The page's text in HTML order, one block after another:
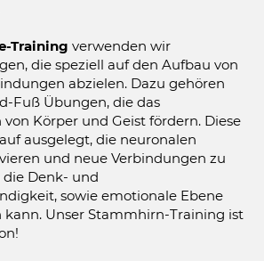
Training verwenden wir
die speziell auf den Aufbau von
abzielen. Dazu gehören
Fuß Übungen, die das
Körper und Geist fördern. Diese
ausgelegt, die neuronalen
und neue Verbindungen zu
Denk- und
sowie emotionale Ebene
kann. Unser Stammhirn-Training ist